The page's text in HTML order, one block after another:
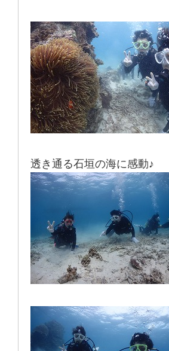
透き通る石垣の海に感動♪